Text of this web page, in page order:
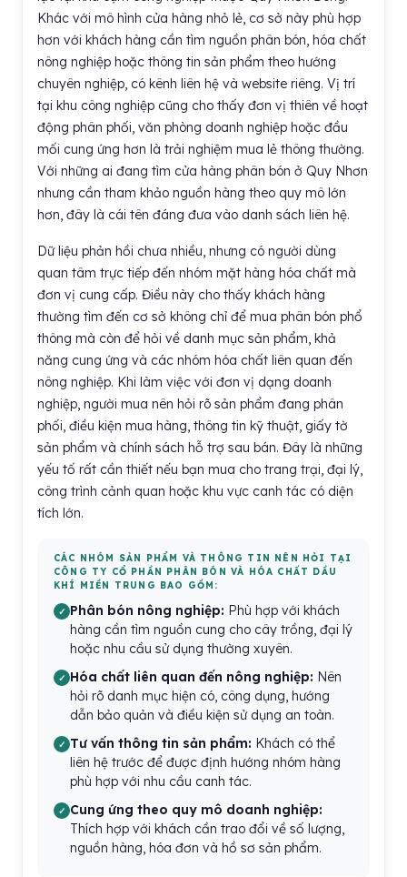
Khác với mô hình cửa hàng nhỏ lẻ, cơ sở này phù hợp
hơn với khách hàng cần tìm nguồn phân bón, hóa chất
nông nghiệp hoặc thông tin sản phẩm theo hướng
chuyên nghiệp, có kênh liên hệ và website riêng. Vị trí
tại khu công nghiệp cũng cho thấy đơn vị thiên về hoạt
động phân phối, văn phòng doanh nghiệp hoặc đầu
mối cung ứng hơn là trải nghiệm mua lẻ thông thường.
Với những ai đang tìm cửa hàng phân bón ở Quy Nhơn
nhưng cần tham khảo nguồn hàng theo quy mô lớn
hơn, đây là cái tên đáng đưa vào danh sách liên hệ.
Dữ liệu phản hồi chưa nhiều, nhưng có người dùng
quan tâm trực tiếp đến nhóm mặt hàng hóa chất mà
đơn vị cung cấp. Điều này cho thấy khách hàng
thường tìm đến cơ sở không chỉ để mua phân bón phổ
thông mà còn để hỏi về danh mục sản phẩm, khả
năng cung ứng và các nhóm hóa chất liên quan đến
nông nghiệp. Khi làm việc với đơn vị dạng doanh
nghiệp, người mua nên hỏi rõ sản phẩm đang phân
phối, điều kiện mua hàng, thông tin kỹ thuật, giấy tờ
sản phẩm và chính sách hỗ trợ sau bán. Đây là những
yếu tố rất cần thiết nếu bạn mua cho trang trại, đại lý,
công trình cảnh quan hoặc khu vực canh tác có diện
tích lớn.
CÁC NHÓM SẢN PHẨM VÀ THÔNG TIN NÊN HỎI TẠI
CÔNG TY CỔ PHẦN PHÂN BÓN VÀ HÓA CHẤT DẦU
KHÍ MIỀN TRUNG BAO GỒM:
Phân bón nông nghiệp: Phù hợp với khách
hàng cần tìm nguồn cung cho cây trồng, đại lý
hoặc nhu cầu sử dụng thường xuyên.
Hóa chất liên quan đến nông nghiệp: Nên
hỏi rõ danh mục hiện có, công dụng, hướng
dẫn bảo quản và điều kiện sử dụng an toàn.
Tư vấn thông tin sản phẩm: Khách có thể
liên hệ trước để được định hướng nhóm hàng
phù hợp với nhu cầu canh tác.
Cung ứng theo quy mô doanh nghiệp:
Thích hợp với khách cần trao đổi về số lượng,
nguồn hàng, hóa đơn và hồ sơ sản phẩm.